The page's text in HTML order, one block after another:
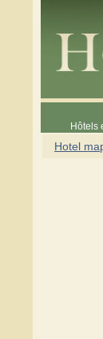
Hôtels
Hotel